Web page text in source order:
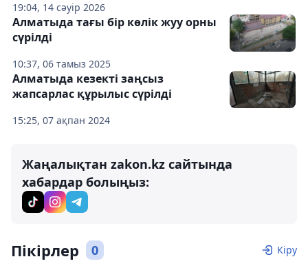
19:04, 14 сәуір 2026
10:37, 06 тамыз 2025
Алматыда тағы бір көлік жуу орны
сүрілді
15:25, 07 ақпан 2024
Алматыда кезекті заңсыз
жапсарлас құрылыс сүрілді
Жаңалықтан zakon.kz сайтында
хабардар болыңыз:
Пікірлер 0 Кіру